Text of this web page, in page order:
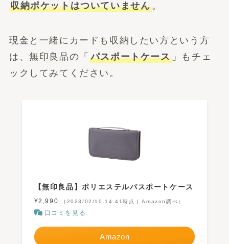
収納ポケットはついていません。
現金と一緒にカードも収納したい方という方
は、無印良品の「 パスポートケース」もチェ
ックしてみてください。
【無印良品】ポリエステルパスポートケース
¥2,990 （2023/02/10 14:41時点 | Amazon調べ）
口コミを見る
Amazon